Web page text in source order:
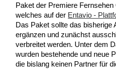
Paket der Premiere
welches auf der Entavio -
Das Paket sollte das bisherige
ergänzen und zunächst
verbreitet werden. Unter dem
wurden bestehende und neue
die bislang keinen Partner für